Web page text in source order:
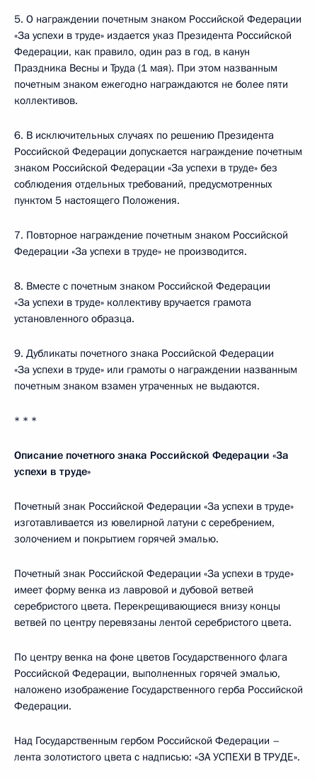
5. О награждении почетным знаком Российской Федерации
«За успехи в труде» издается указ Президента Российской
Федерации, как правило, один раз в год, в канун
Праздника Весны и Труда (1 мая). При этом названным
почетным знаком ежегодно награждаются не более пяти
коллективов.
6. В исключительных случаях по решению Президента
Российской Федерации допускается награждение почетным
знаком Российской Федерации «За успехи в труде» без
соблюдения отдельных требований, предусмотренных
пунктом 5 настоящего Положения.
7. Повторное награждение почетным знаком Российской
Федерации «За успехи в труде» не производится.
8. Вместе с почетным знаком Российской Федерации
«За успехи в труде» коллективу вручается грамота
установленного образца.
9. Дубликаты почетного знака Российской Федерации
«За успехи в труде» или грамоты о награждении названным
почетным знаком взамен утраченных не выдаются.
* * *
Описание почетного знака Российской Федерации «3а
успехи в труде»
Почетный знак Российской Федерации «За успехи в труде»
изготавливается из ювелирной латуни с серебрением,
золочением и покрытием горячей эмалью.
Почетный знак Российской Федерации «За успехи в труде»
имеет форму венка из лавровой и дубовой ветвей
серебристого цвета. Перекрещивающиеся внизу концы
ветвей по центру перевязаны лентой серебристого цвета.
По центру венка на фоне цветов Государственного флага
Российской Федерации, выполненных горячей эмалью,
наложено изображение Государственного герба Российской
Федерации.
Над Государственным гербом Российской Федерации –
лента золотистого цвета с надписью: «ЗА УСПЕХИ В ТРУДЕ».